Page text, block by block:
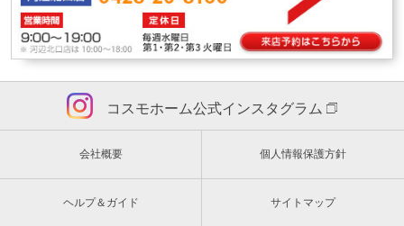
コスモホーム公式インスタグラム
会社概要 個人情報保護方針
ヘルプ＆ガイド サイトマップ